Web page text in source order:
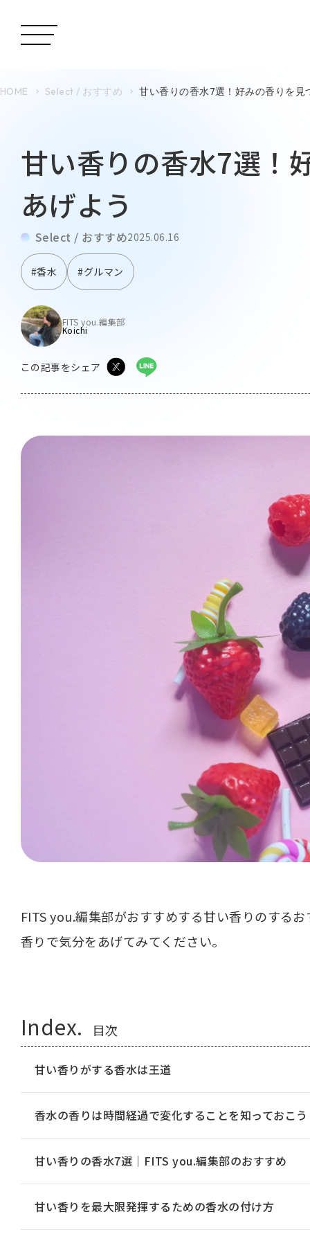
HOME Select / おすすめ 甘い香りの香水7選！好みの香りを見
甘い香りの香水7選！
あげよう
Select / おすすめ2025.06.16
#香水 #グルマン
FITS you.編集部
Koichi
この記事をシェア
FITS you.編集部がおすすめする甘い香りのする
香りで気分をあげてみてください。
Index. 目次
甘い香りがする香水は王道
香水の香りは時間経過で変化することを知っておこ
甘い香りの香水7選｜FITS you.編集部のおすすめ
甘い香りを最大限発揮するための香水の付け方